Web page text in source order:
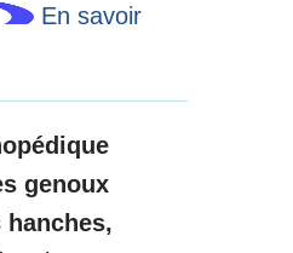
En savoir
genoux